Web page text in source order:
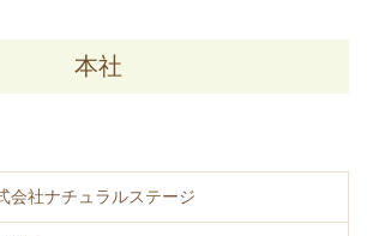
本社
会社ナチュラルステージ